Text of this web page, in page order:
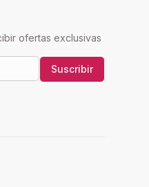
ofertas exclusivas
Suscribir